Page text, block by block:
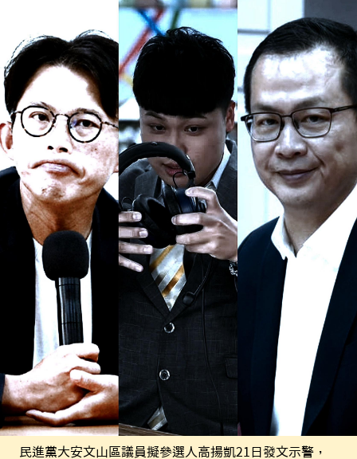
民進黨大安文山區議員擬參選人高揚凱21日發文示警，